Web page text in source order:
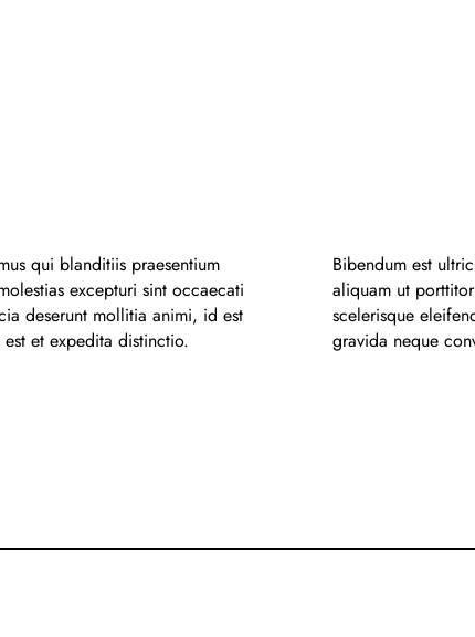
qui blanditiis praesentium
excepturi sint occaecati
deserunt mollitia animi, id est
et expedita distinctio.
Bibendum est
aliquam ut
scelerisque
gravida neque